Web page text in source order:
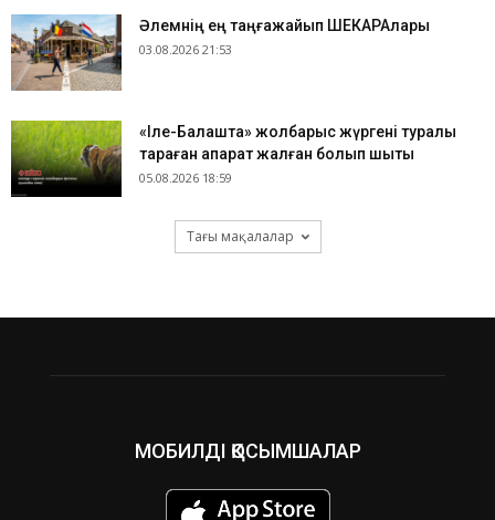
​Әлемнің ең таңғажайып ШЕКАРАлары
03.08.2026 21:53
«Іле-Балқашта» жолбарыс жүргені туралы
тараған ақпарат жалған болып шықты
05.08.2026 18:59
Тағы мақалалар
МОБИЛДІ ҚОСЫМШАЛАР